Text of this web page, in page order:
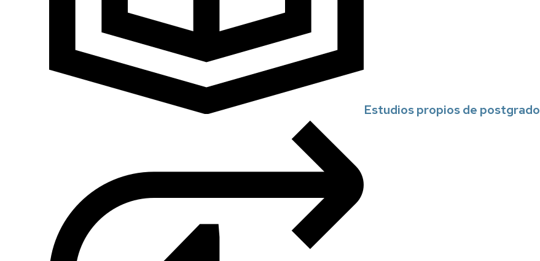
Estudios propios de postgrado